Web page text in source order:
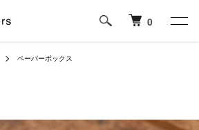
0
ペーパーボックス